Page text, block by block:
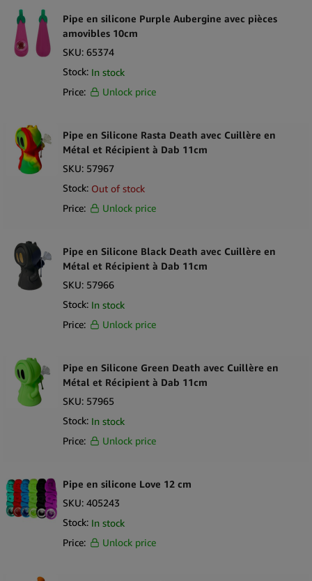
Pipe en silicone Purple Aubergine avec pièces
amovibles 10cm
SKU: 65374
Stock: In stock
Price:
Unlock price
Pipe en Silicone Rasta Death avec Cuillère en
Métal et Récipient à Dab 11cm
SKU: 57967
Stock: Out of stock
Price:
Unlock price
Pipe en Silicone Black Death avec Cuillère en
Métal et Récipient à Dab 11cm
SKU: 57966
Stock: In stock
Price:
Unlock price
Pipe en Silicone Green Death avec Cuillère en
Métal et Récipient à Dab 11cm
SKU: 57965
Stock: In stock
Price:
Unlock price
Pipe en silicone Love 12 cm
SKU: 405243
Stock: In stock
Price:
Unlock price